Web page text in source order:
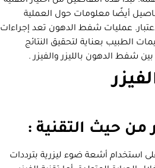
أيضًا معلومات حول العملية
عمليات شفط الدهون تعد إجراءات
الطبيب بعناية لتحقيق النتائج
شفط الدهون بالليزر والفيزر .
من حيث التقنية :
استخدام أشعة ضوء ليزرية بترددات